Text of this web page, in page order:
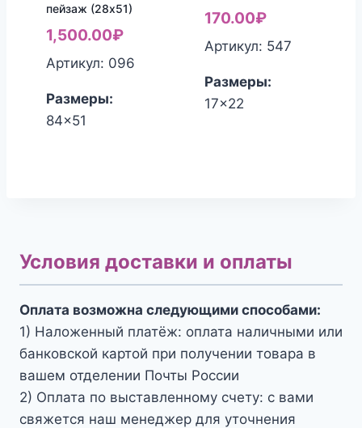
пейзаж (28х51)
1,500.00₽
Артикул: 096
Размеры:
84x51
170.00₽
Артикул: 547
Размеры:
17x22
Условия доставки и оплаты
Оплата возможна следующими способами:
1) Наложенный платёж: оплата наличными или
банковской картой при получении товара в
вашем отделении Почты России
2) Оплата по выставленному счету: с вами
свяжется наш менеджер для уточнения